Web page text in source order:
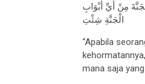
مِنْ أَيِّ أَبْوَابِ
الْجَنَّةِ شِئْتِ
“Apabila
mana saja